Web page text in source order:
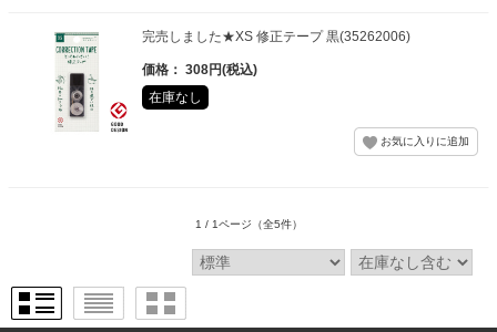
完売しました★XS 修正テープ 黒(35262006)
価格： 308円(税込)
在庫なし
1 / 1ページ （全5件）